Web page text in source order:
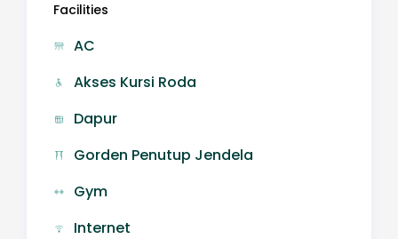
Facilities
AC
Akses Kursi Roda
Dapur
Gorden Penutup Jendela
Gym
Internet